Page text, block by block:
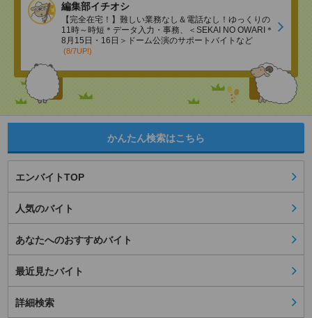
編集部イチオシ
【完全在宅！】難しい業務なし＆電話なし！ゆっくりの
11時～時短＊データ入力・事務、＜SEKAI NO OWARI＊
8月15日・16日＞ドーム公演のサポートバイトなど
(8/7UP!)
かんたん検索はこちら
エンバイトTOP
人気のバイト
あなたへのおすすめバイト
最近見たバイト
詳細検索